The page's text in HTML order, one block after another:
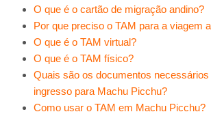
O que é o cartão de migração andino?
Por que preciso o TAM para a viagem
O que é o TAM virtual?
O que é o TAM físico?
Quais são os documentos
ingresso para Machu Picchu?
Como usar o TAM em Machu Picchu?